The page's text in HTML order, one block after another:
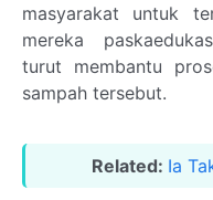
masyarakat untuk
mereka
turut membantu
sampah tersebut.
Related: Ia